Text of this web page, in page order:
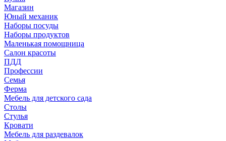
Магазин
Юный механик
Наборы посуды
Наборы продуктов
Маленькая помощница
Салон красоты
ПДД
Профессии
Семья
Ферма
Мебель для детского сада
Столы
Cтулья
Кровати
Мебель для раздевалок